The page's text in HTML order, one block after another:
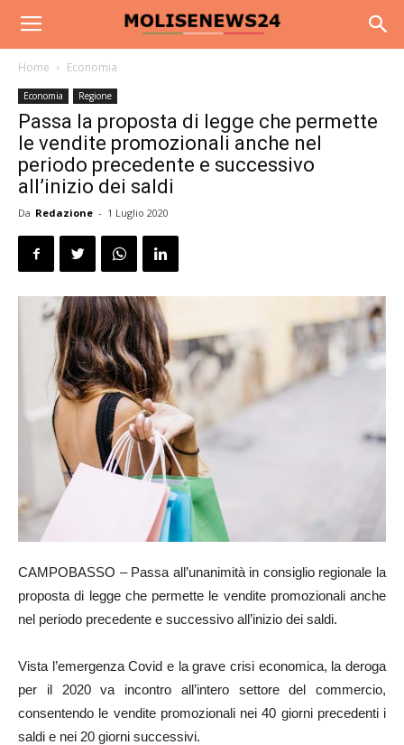
Home Economia
Economia Regione
Passa la proposta di legge che permette
le vendite promozionali anche nel
periodo precedente e successivo
all’inizio dei saldi
Da Redazione - 1 Luglio 2020
CAMPOBASSO – Passa all’unanimità in consiglio regionale la
proposta di legge che permette le vendite promozionali anche
nel periodo precedente e successivo all’inizio dei saldi.
Vista l’emergenza Covid e la grave crisi economica, la deroga
per il 2020 va incontro all’intero settore del commercio,
consentendo le vendite promozionali nei 40 giorni precedenti i
saldi e nei 20 giorni successivi.